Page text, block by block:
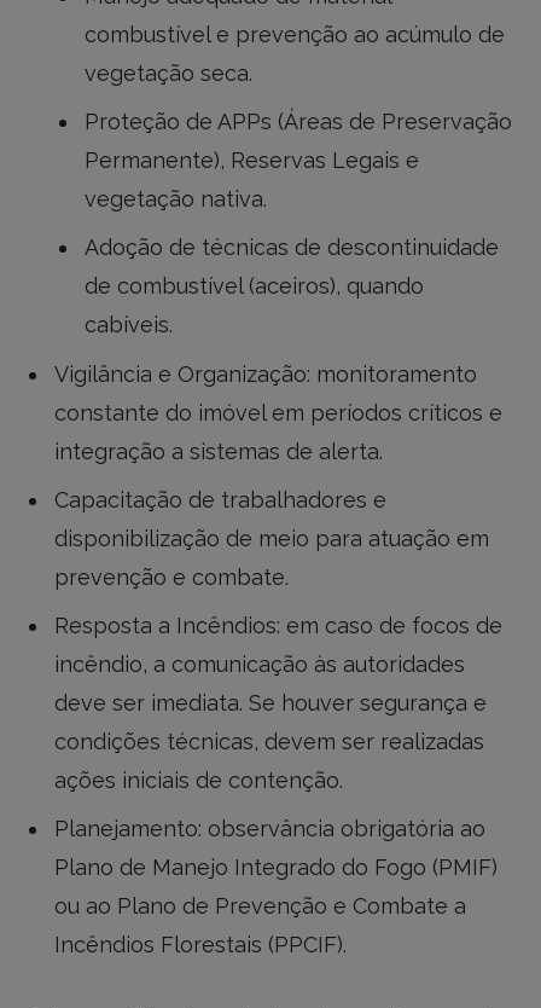
combustível e prevenção ao acúmulo de
vegetação seca.
Proteção de APPs (Áreas de Preservação
Permanente), Reservas Legais e
vegetação nativa.
Adoção de técnicas de descontinuidade
de combustível (aceiros), quando
cabíveis.
Vigilância e Organização: monitoramento
constante do imóvel em períodos críticos e
integração a sistemas de alerta.
Capacitação de trabalhadores e
disponibilização de meio para atuação em
prevenção e combate.
Resposta a Incêndios: em caso de focos de
incêndio, a comunicação às autoridades
deve ser imediata. Se houver segurança e
condições técnicas, devem ser realizadas
ações iniciais de contenção.
Planejamento: observância obrigatória ao
Plano de Manejo Integrado do Fogo (PMIF)
ou ao Plano de Prevenção e Combate a
Incêndios Florestais (PPCIF).